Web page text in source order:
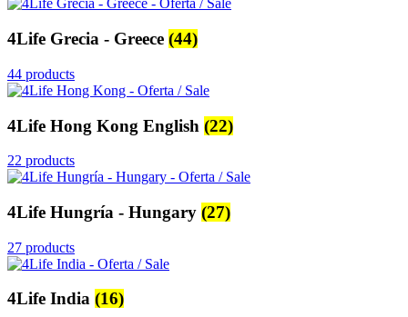
4Life Grecia - Greece (44)
44 products
4Life Hong Kong English (22)
22 products
4Life Hungría - Hungary (27)
27 products
4Life India (16)